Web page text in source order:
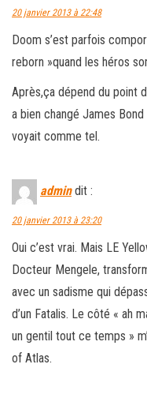
20 janvier 2013 à 22:48
Doom s’est parfois
reborn »quand les héros
Après,ça dépend du point
a bien changé James
voyait comme tel.
admin dit :
20 janvier 2013 à 23:20
Oui c’est vrai. Mais LE
Docteur Mengele,
avec un sadisme qui
d’un Fatalis. Le côté « ah
un gentil tout ce temps »
of Atlas.